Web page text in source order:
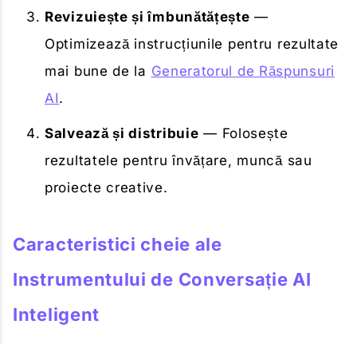
Revizuiește și îmbunătățește —
Optimizează instrucțiunile pentru rezultate
mai bune de la Generatorul de Răspunsuri
AI.
Salvează și distribuie — Folosește
rezultatele pentru învățare, muncă sau
proiecte creative.
Caracteristici cheie ale
Instrumentului de Conversație AI
Inteligent